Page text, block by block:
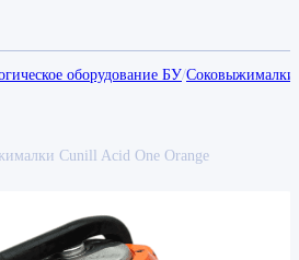
оборудование БУ/Соковыжималки
Cunill Acid One Orange